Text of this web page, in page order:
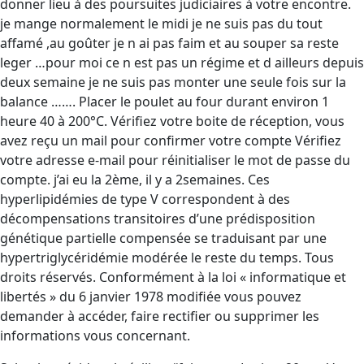
donner lieu à des poursuites judiciaires à votre encontre.
je mange normalement le midi je ne suis pas du tout
affamé ,au goûter je n ai pas faim et au souper sa reste
leger …pour moi ce n est pas un régime et d ailleurs depuis
deux semaine je ne suis pas monter une seule fois sur la
balance ……. Placer le poulet au four durant environ 1
heure 40 à 200°C. Vérifiez votre boite de réception, vous
avez reçu un mail pour confirmer votre compte Vérifiez
votre adresse e-mail pour réinitialiser le mot de passe du
compte. j’ai eu la 2ème, il y a 2semaines. Ces
hyperlipidémies de type V correspondent à des
décompensations transitoires d’une prédisposition
génétique partielle compensée se traduisant par une
hypertriglycéridémie modérée le reste du temps. Tous
droits réservés. Conformément à la loi « informatique et
libertés » du 6 janvier 1978 modifiée vous pouvez
demander à accéder, faire rectifier ou supprimer les
informations vous concernant.